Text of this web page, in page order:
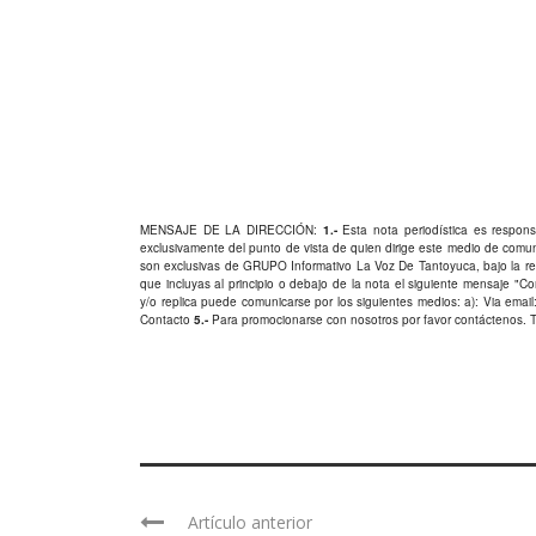
MENSAJE DE LA DIRECCIÓN: 1.-Esta nota periodística es
exclusivamente del punto de vista de quien dirige este medio de
son exclusivas de GRUPO Informativo La Voz De Tantoyuca, bajo la
que incluyas al principio o debajo de la nota el siguiente mensaje
y/o replica puede comunicarse por los siguientes medios: a): Via
Contacto 5.- Para promocionarse con nosotros por favorcontáctenos.
Artículo anterior